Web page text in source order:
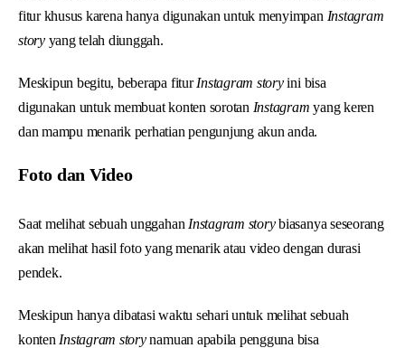
fitur khusus karena hanya digunakan untuk menyimpan Instagram
story yang telah diunggah.
Meskipun begitu, beberapa fiturInstagram storyini bisa
digunakan untuk membuat konten sorotan Instagram yang keren
dan mampu menarik perhatian pengunjung akun anda.
Foto dan Video
Saat melihat sebuah unggahan Instagram storybiasanya seseorang
akan melihat hasil foto yang menarik atau video dengan durasi
pendek.
Meskipun hanya dibatasi waktu sehari untuk melihat sebuah
konten Instagram storynamuan apabila pengguna bisa